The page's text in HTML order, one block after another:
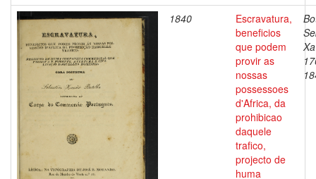
1840
Escravatura,
beneficios
que podem
provir as
nossas
possessoes
d'Africa, da
prohibicao
daquele
trafico,
projecto de
huma